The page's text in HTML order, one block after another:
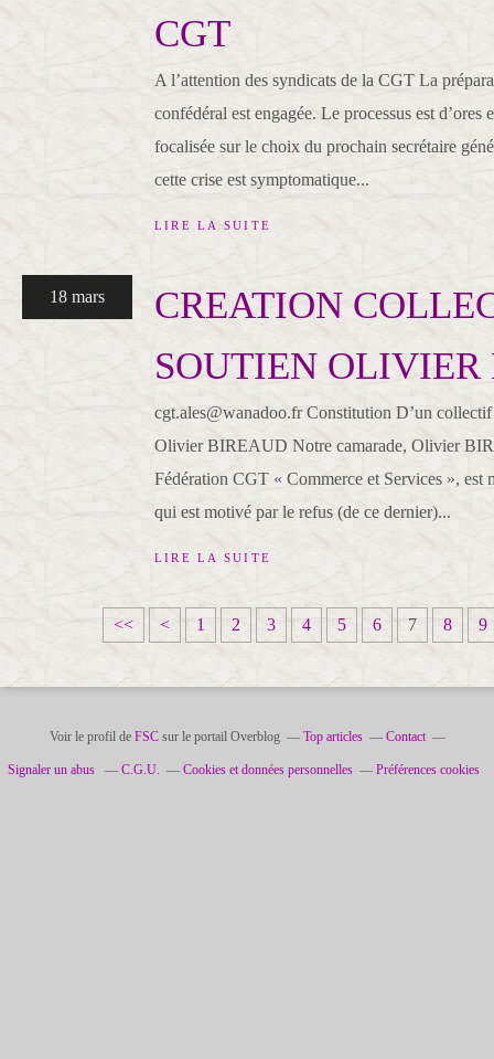
CGT
A l’attention des syndicats de la CGT La
confédéral est engagée. Le processus est d’ores
focalisée sur le choix du prochain secrétaire
cette crise est symptomatique...
LIRE LA SUITE
18 mars
CREATION
SOUTIEN
cgt.ales@wanadoo.fr Constitution D’un
Olivier BIREAUD Notre camarade, Olivier
Fédération CGT « Commerce et Services », est
qui est motivé par le refus (de ce dernier)...
LIRE LA SUITE
<< < 1 2 3 4 5 6 7 8 9
Voir le profil de FSCsur le portail Overblog Top articles Contact
Signaler un abus C.G.U. Cookies et données personnelles Préférences cookies